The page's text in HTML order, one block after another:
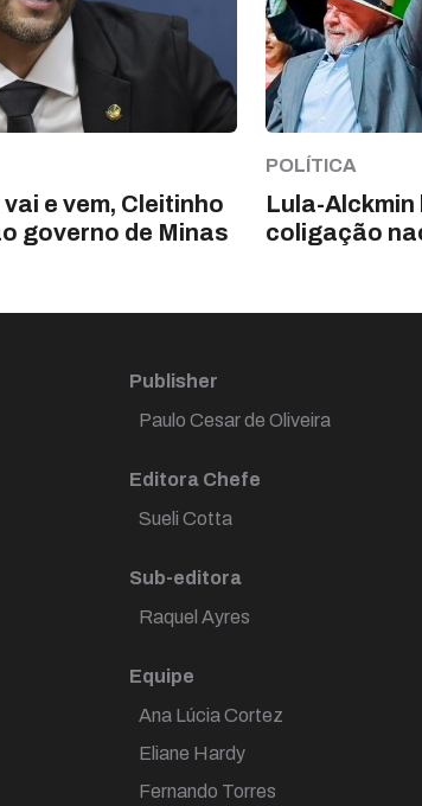
e vem, Cleitinho
governo de Minas
POLÍTICA
Lula-Alckmin
coligação
Publisher
Paulo Cesar de Oliveira
Editora Chefe
Sueli Cotta
Sub-editora
Raquel Ayres
Equipe
Ana Lúcia Cortez
Eliane Hardy
Fernando Torres